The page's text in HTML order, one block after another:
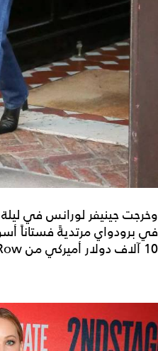
في برودواي مرتديةً فستاناً
10 آلاف دولار أميركي من The Row.